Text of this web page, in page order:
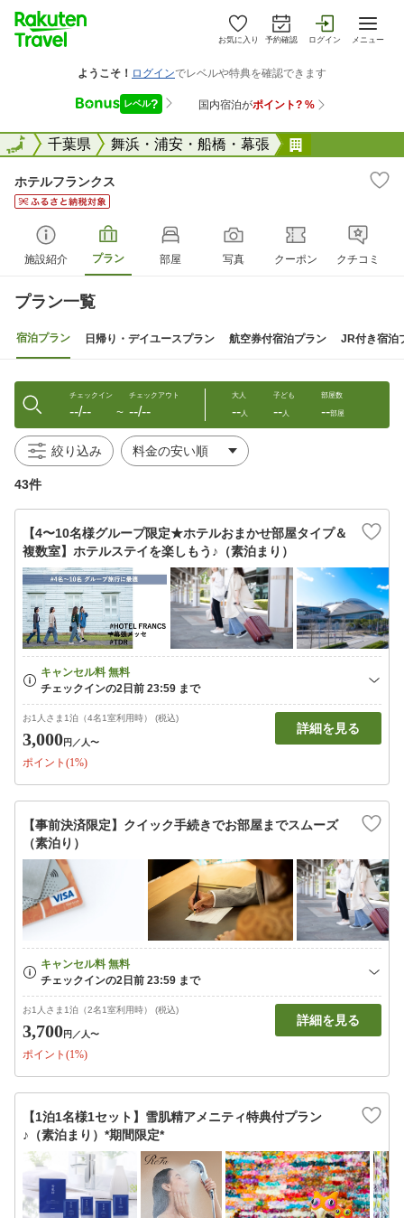
お気に入り 予約確認 ログイン メニュー
全国千葉県 舞浜・浦安・船橋・幕張
全国
ホテルフランクス
施設紹介 プラン 部屋 写真 クーポン クチコミ
プラン一覧
宿泊プラン 日帰り・デイユースプラン 航空券付宿泊プラン JR付き宿泊
チェックイン
--/-- 〜
チェックアウト
--/--
大人
--人
子ども
--人
部屋数
--部屋
絞り込み
43件
【4〜10名様グループ限定★ホテルおまかせ部屋タイプ＆
複数室】ホテルステイを楽しもう♪（素泊まり）
お1人さま1泊（4名1室利用時） (税込)
3,000円 ／人〜
ポイント(1%)
詳細を見る
【事前決済限定】クイック手続きでお部屋までスムーズ
（素泊り）
お1人さま1泊（2名1室利用時） (税込)
3,700円 ／人〜
ポイント(1%)
詳細を見る
【1泊1名様1セット】雪肌精アメニティ特典付プラン
♪（素泊まり）*期間限定*